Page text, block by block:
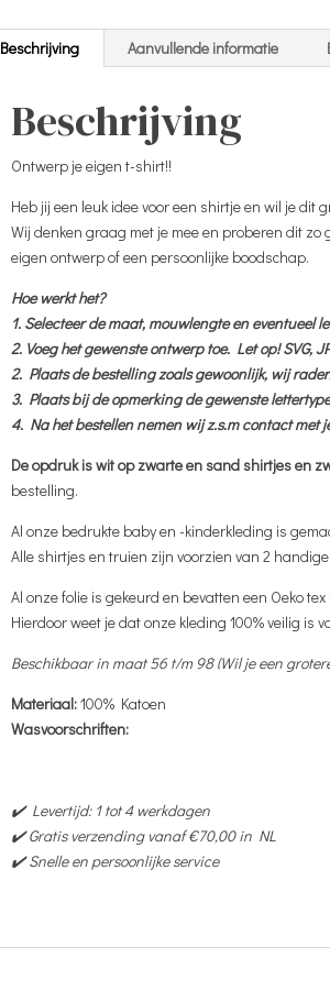
Beschrijving Aanvullende informatie
Beschrijving
Ontwerp je eigen t-shirt!!
Heb jij een leuk idee voor een shirtje en wil je
Wij denken graag met je mee en proberen dit
eigen ontwerp of een persoonlijke boodschap.
Hoe werkt het?
1. Selecteer de maat, mouwlengte en eventueel
2. Voeg het gewenste ontwerp toe. Let op! SVG,
2. Plaats de bestelling zoals gewoonlijk, wij
3. Plaats bij de opmerking de gewenste
4. Na het bestellen nemen wij z.s.m contact
De opdruk is wit op zwarte en sand shirtjes en
bestelling.
Al onze bedrukte baby en -kinderkleding is
Alle shirtjes en truien zijn voorzien van 2
Al onze folie is gekeurd en bevatten een Oeko tex
Hierdoor weet je dat onze kleding 100% veilig is
Beschikbaar in maat 56 t/m 98 (Wil je een
Materiaal:100% Katoen
Wasvoorschriften:
✔️ Levertijd: 1 tot 4 werkdagen
✔️ Gratis verzending vanaf €70,00 in NL
✔️ Snelle en persoonlijke service